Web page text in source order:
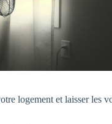
logement et laisser les